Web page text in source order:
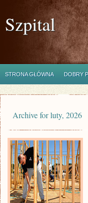
Szpital
STRONA GŁÓWNA DOBRY
Archive for luty, 2026